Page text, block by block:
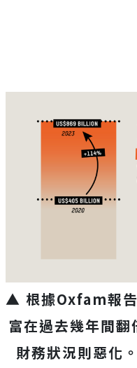
▲ 根據Oxfam報告
富在過去幾年間
財務狀況則惡化